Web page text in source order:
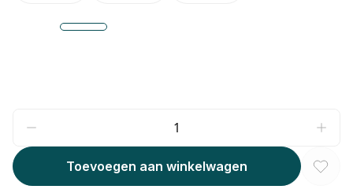
Toevoegen aan winkelwagen